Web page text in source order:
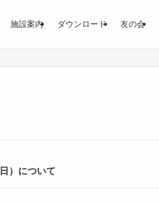
施設案内 ダウンロード 友の会
）について